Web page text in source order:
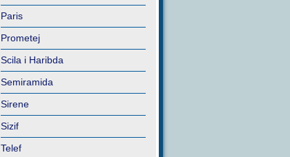
Paris
Prometej
Scila i Haribda
Semiramida
Sirene
Sizif
Telef